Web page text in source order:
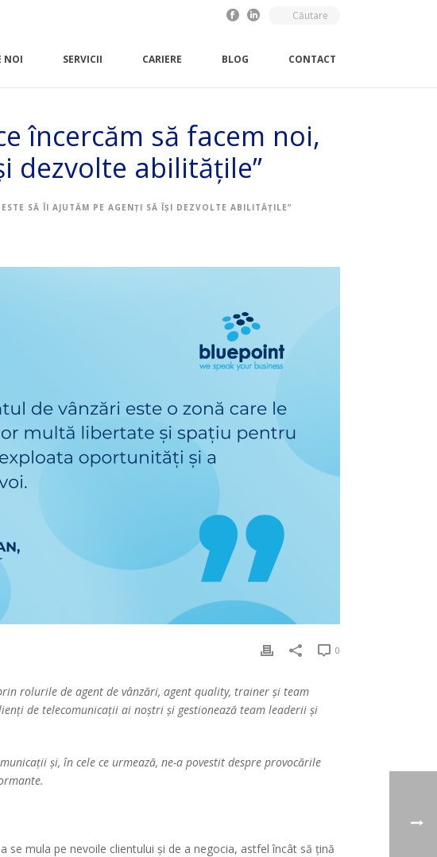
NOI SERVICII CARIERE BLOG CONTACT
încercăm să facem noi,
dezvolte abilitățile”
SĂ ÎI AJUTĂM PE AGENȚI SĂ ÎȘI DEZVOLTE ABILITĂȚILE”
0
rolurile de agent de vânzări, agent quality, trainer și team
de telecomunicații ai noștri și gestionează team leaderii și
și, în cele ce urmează, ne-a povestit despre provocările
mula pe nevoile clientului și de a negocia, astfel încât să țină